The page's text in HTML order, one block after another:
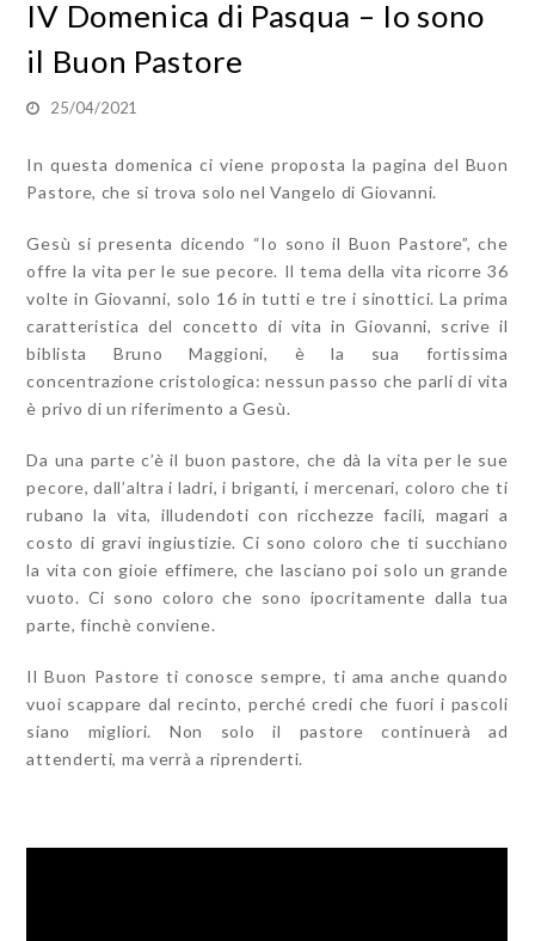
IV Domenica di Pasqua – Io sono
il Buon Pastore
25/04/2021
In questa domenica ci viene proposta la pagina del Buon
Pastore, che si trova solo nel Vangelo di Giovanni.
Gesù si presenta dicendo “Io sono il Buon Pastore”, che
offre la vita per le sue pecore. Il tema della vita ricorre 36
volte in Giovanni, solo 16 in tutti e tre i sinottici. La prima
caratteristica del concetto di vita in Giovanni, scrive il
biblista Bruno Maggioni, è la sua fortissima
concentrazione cristologica: nessun passo che parli di vita
è privo di un riferimento a Gesù.
Da una parte c’è il buon pastore, che dà la vita per le sue
pecore, dall’altra i ladri, i briganti, i mercenari, coloro che ti
rubano la vita, illudendoti con ricchezze facili, magari a
costo di gravi ingiustizie. Ci sono coloro che ti succhiano
la vita con gioie effimere, che lasciano poi solo un grande
vuoto. Ci sono coloro che sono ipocritamente dalla tua
parte, finchè conviene.
Il Buon Pastore ti conosce sempre, ti ama anche quando
vuoi scappare dal recinto, perché credi che fuori i pascoli
siano migliori. Non solo il pastore continuerà ad
attenderti, ma verrà a riprenderti.